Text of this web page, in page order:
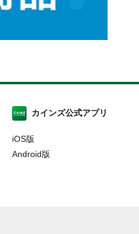
カインズ公式アプリ
iOS版
Android版